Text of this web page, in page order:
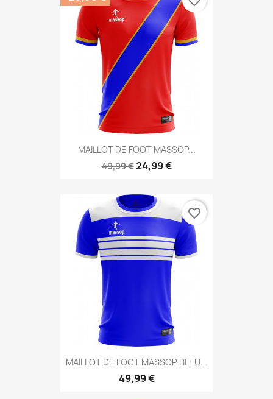
MAILLOT DE FOOT MASSOP...
49,99 €24,99 €
MAILLOT DE FOOT MASSOP BLEU...
49,99 €
favorite_border